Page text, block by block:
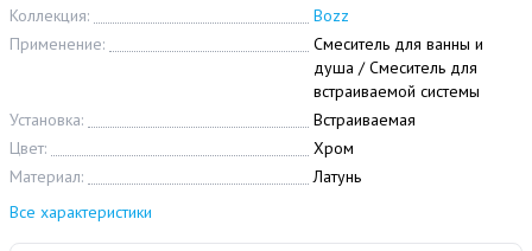
Коллекция:
Bozz
Применение:
Смеситель для ванны и
душа / Смеситель для
встраиваемой системы
Установка:
Встраиваемая
Цвет:
Хром
Материал:
Латунь
Все характеристики